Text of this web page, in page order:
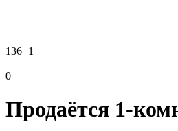
136+1
0
Продаётся 1-